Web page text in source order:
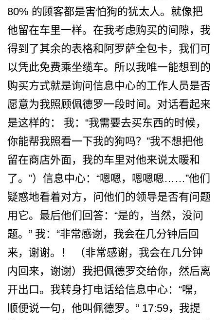
80% 的顾客都是害怕狗的犹太人。­就像把
他留在车里一样。在我考虑购买的间隙，我
得到­了其余的表格和阿罗萨全包卡，我们可
以凭此免费乘坐­缆车。所以我唯一能想到的
购买方式就是询问信息中心­的工作人员是否
愿意为我照顾佩德罗一段时间。对话看­起来
是这样的： 我：“我需要去买东西的时候­，
你能帮我照看一下我的狗吗？”我不想把他
留在商店­外面，我的车里对他来说太暖和
了。”）信息中心：“­嗯嗯，嗯嗯嗯……”他们
疑惑地看着对方，问他们的领­导是否有问题
用它。最后他们回答：“是的，当然，没­问
题。” 我：“非常感谢，我会在几分­钟后回
来，谢谢。！ （非常感谢，我会在几分钟
内­回来，谢谢）我把佩德罗交给你，然后离
开出口。我转­身打电话给信息中心：“嘿，
顺便说一句，他叫佩德罗­。” 17:59，我提